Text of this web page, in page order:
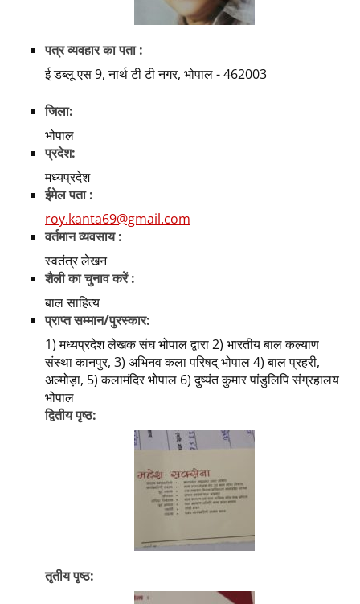
पत्र व्यवहार का पता :
ई डब्लू एस 9, नार्थ टी टी नगर, भोपाल - 462003
जिला:
भोपाल
प्रदेश:
मध्यप्रदेश
ईमेल पता :
roy.kanta69@gmail.com
वर्तमान व्यवसाय :
स्वतंत्र लेखन
शैली का चुनाव करें :
बाल साहित्य
प्राप्त सम्मान/पुरस्कार:
1) मध्यप्रदेश लेखक संघ भोपाल द्वारा 2) भारतीय बाल कल्याण
संस्था कानपुर, 3) अभिनव कला परिषद् भोपाल 4) बाल प्रहरी,
अल्मोड़ा, 5) कलामंदिर भोपाल 6) दुष्यंत कुमार पांडुलिपि संग्रहालय
भोपाल
द्वितीय पृष्ठ:
तृतीय पृष्ठ: